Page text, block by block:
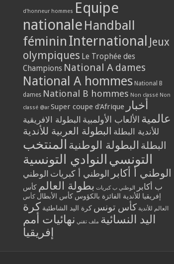
d'honneur hommes Equipe
nationale Handball
féminin International Jeux
olympiques Le Trophée des
Champions National A dames
National A hommes National B
dames National B hommes Non classé Non
classé @ar Super coupe d'Afrique أخبار
عالمية الألعاب الأولمبية البطولة الافريقية
للأندية البطلة البطولة العربية للأندية
البطلة البطولة الوطنية المنتخب
التونسي النوادي التونسية
الوطني أ أكابر الوطني أ كبريات الوطني
ب أكابر
الوطني ب كبريات بطولة العالم كأس
إفريقيا للأندية الفائزة بالكؤوس كأس الأبطال كأس
العالم للأندية كأس تونس كرة اليد الشاطئية كرة
اليد النسائية ملف تقني نهائيات أمم
إفريقيا